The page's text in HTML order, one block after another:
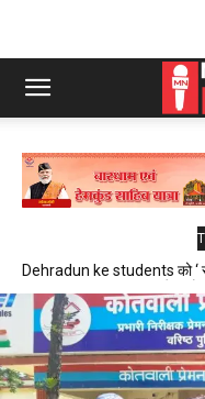
Dehradun ke students को ‘